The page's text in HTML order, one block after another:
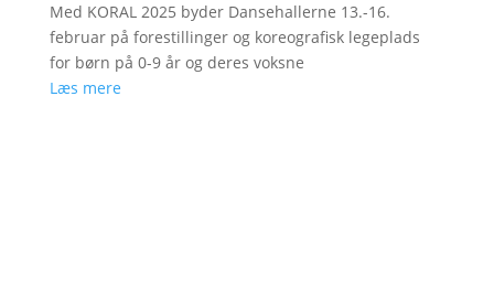
Med KORAL 2025 byder Dansehallerne 13.-16.
februar på forestillinger og koreografisk legeplads
for børn på 0-9 år og deres voksne
Læs mere